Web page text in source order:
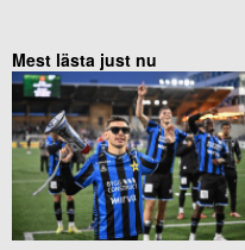
Mest lästa just nu